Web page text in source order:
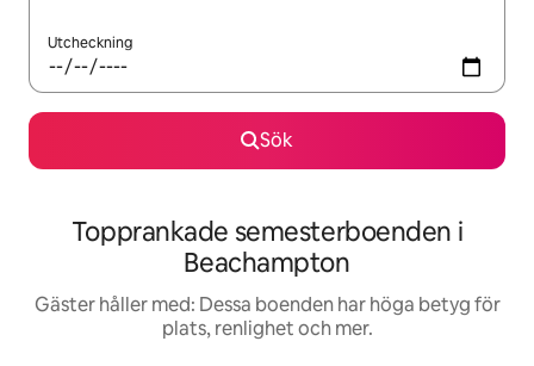
Utcheckning
Sök
Topprankade semesterboenden i
Beachampton
Gäster håller med: Dessa boenden har höga betyg för
plats, renlighet och mer.